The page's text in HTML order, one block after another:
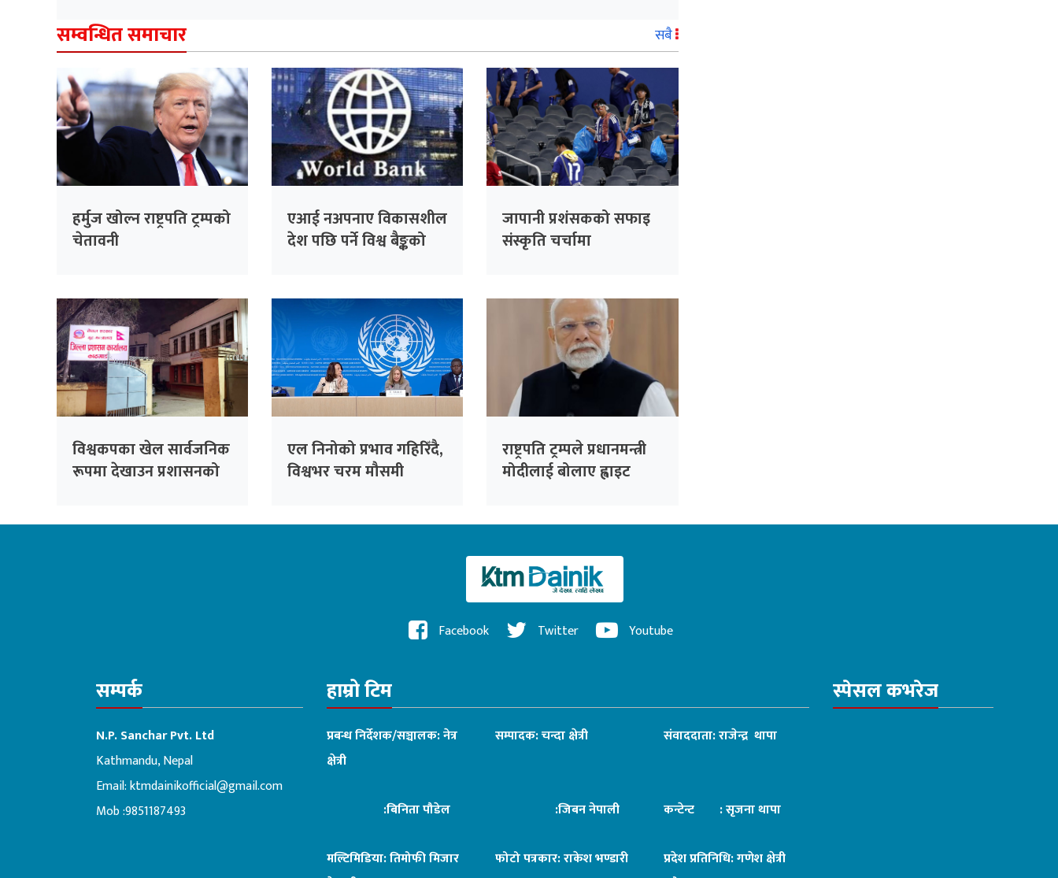
सम्वन्धित समाचार सबै
हर्मुज खोल्न राष्ट्रपति ट्रम्पको
चेतावनी
एआई नअपनाए विकासशील
देश पछि पर्ने विश्व बैङ्कको
जापानी प्रशंसकको सफाइ
संस्कृति चर्चामा
विश्वकपका खेल सार्वजनिक
रूपमा देखाउन प्रशासनको
एल निनोको प्रभाव गहिरिँदै,
विश्वभर चरम मौसमी
राष्ट्रपति ट्रम्पले प्रधानमन्त्री
मोदीलाई बोलाए ह्वाइट
Facebook Twitter Youtube
सम्पर्क
N.P. Sanchar Pvt. Ltd
Kathmandu, Nepal
Email:ktmdainikofficial@gmail.com
Mob :9851187493
हाम्रो टिम
प्रबन्ध निर्देशक/सञ्चालक: नेत्र
क्षेत्री
सम्पादक: चन्दा क्षेत्री संवाददाता: राजेन्द्र थापा
:बिनिता पौडेल :जिबन नेपाली कन्टेन्ट : सृजना थापा
मल्टिमिडिया: तिमोफी मिजार
फोटो पत्रकार: राकेश भण्डारी
प्रदेश प्रतिनिधि: गणेश क्षेत्री
स्पेसल कभरेज